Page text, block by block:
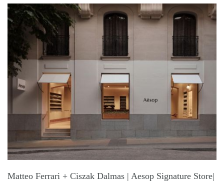
Matteo Ferrari + Ciszak Dalmas | Aesop Signature Store|